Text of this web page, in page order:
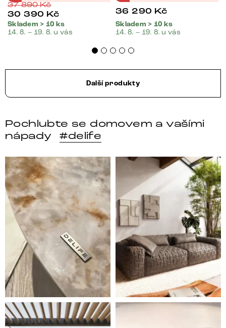
37 890Kč
30 390 Kč
Skladem > 10 ks
14. 8. – 19. 8. u vás
36 290 Kč
Skladem > 10 ks
14. 8. – 19. 8. u vás
Další produkty
Pochlubte se domovem a vašími
nápady
#delife
DELIFE – Nábytek, který promění dům v domov. Domo
Místo, kam se budeš těšit
Styl, odolnost a společné chvíle pod širým nebem.
Ne každá pohovka je jen